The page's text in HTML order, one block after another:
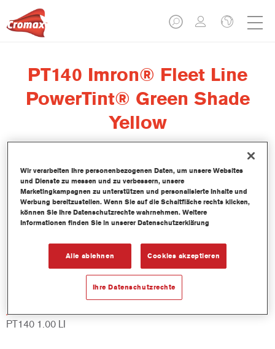
PT140 Imron® Fleet Line
PowerTint® Green Shade
Yellow
Dieser PowerTint ist ein lösemittelhaltiges Mischlackkonzentrat
und Teil des Imron Fleet Line Decklack-Systems.
Produktvariante
Artikelnummer
PT140 1.00 LI
Wir verarbeiten Ihre personenbezogenen Daten, um unsere Websites
und Dienste zu messen und zu verbessern, unsere
Marketingkampagnen zu unterstützen und personalisierte Inhalte und
Werbung bereitzustellen. Wenn Sie auf die Schaltfläche rechts klicken,
können Sie Ihre Datenschutzrechte wahrnehmen. Weitere
Informationen finden Sie in unserer Datenschutzerklärung
Alle ablehnen Cookies akzeptieren
Ihre Datenschutzrechte